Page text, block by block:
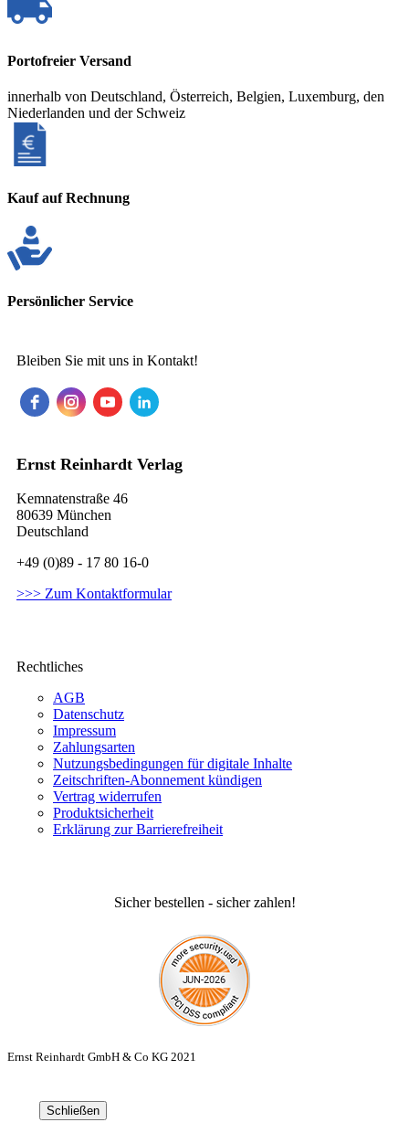
Portofreier Versand
innerhalb von Deutschland, Österreich, Belgien, Luxemburg, den
Niederlanden und der Schweiz
Kauf auf Rechnung
Persönlicher Service
Bleiben Sie mit uns in Kontakt!
Ernst Reinhardt Verlag
Kemnatenstraße 46
80639 München
Deutschland
+49 (0)89 - 17 80 16-0
>>> Zum Kontaktformular
Rechtliches
AGB
Datenschutz
Impressum
Zahlungsarten
Nutzungsbedingungen für digitale Inhalte
Zeitschriften-Abonnement kündigen
Vertrag widerrufen
Produktsicherheit
Erklärung zur Barrierefreiheit
Sicher bestellen - sicher zahlen!
Ernst Reinhardt GmbH & Co KG 2021
Schließen